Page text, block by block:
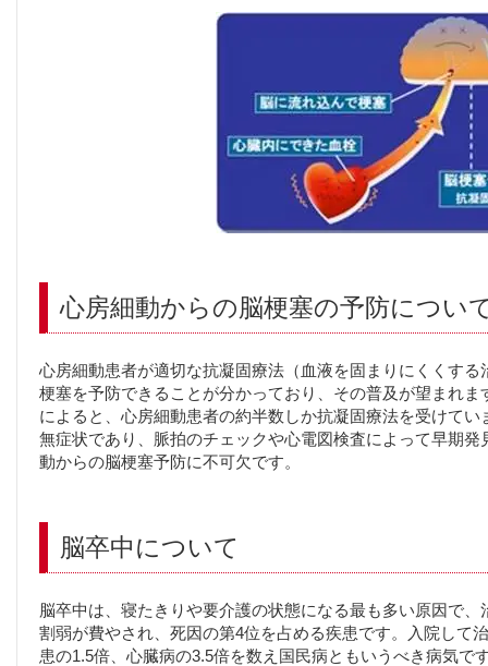
心房細動からの脳梗塞の予防につい
心房細動患者が適切な抗凝固療法（血液を固まりにくくす
梗塞を予防できることが分かっており、その普及が望まれ
によると、心房細動患者の約半数しか抗凝固療法を受けて
無症状であり、脈拍のチェックや心電図検査によって早期
動からの脳梗塞予防に不可欠です。
脳卒中について
脳卒中は、寝たきりや要介護の状態になる最も多い原因で
割弱が費やされ、死因の第4位を占める疾患です。入院して
患の1.5倍、心臓病の3.5倍を数え国民病ともいうべき病気で